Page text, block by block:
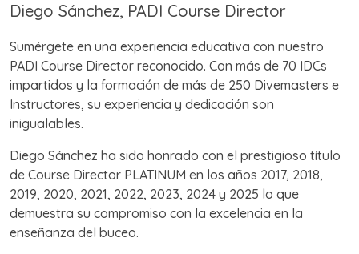
Diego Sánchez, PADI Course Director
Sumérgete en una experiencia educativa con nuestro
PADI Course Director reconocido. Con más de 70 IDCs
impartidos y la formación de más de 250 Divemasters e
Instructores, su experiencia y dedicación son
inigualables.
Diego Sánchez ha sido honrado con el prestigioso título
de Course Director PLATINUM en los años 2017, 2018,
2019, 2020, 2021, 2022, 2023, 2024 y 2025 lo que
demuestra su compromiso con la excelencia en la
enseñanza del buceo.